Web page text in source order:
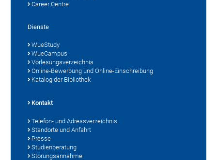
Career Centre
Dienste
WueStudy
WueCampus
Vorlesungsverzeichnis
Online-Bewerbung und Online-Einschreibung
Katalog der Bibliothek
Kontakt
Telefon- und Adressverzeichnis
Standorte und Anfahrt
Presse
Studienberatung
Störungsannahme